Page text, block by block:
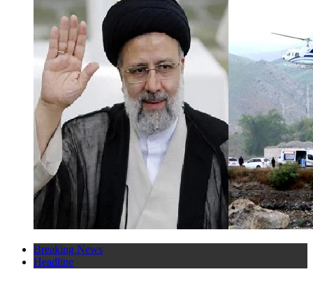
Breaking News
Headline